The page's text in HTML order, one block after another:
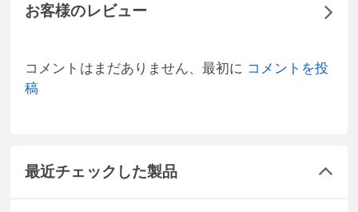
お客様のレビュー
コメントはまだありません、最初に コメントを投
稿
最近チェックした製品